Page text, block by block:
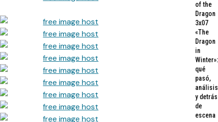
of the
Dragon
3x07
«The
Dragon
in
Winter»:
qué
pasó,
análisis
y detrás
de
escena